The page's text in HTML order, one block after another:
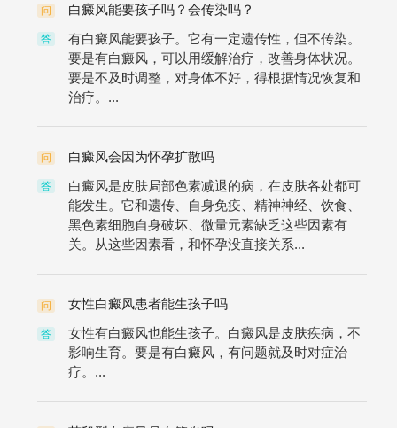
问 白癜风能要孩子吗？会传染吗？
答
有白癜风能要孩子。它有一定遗传性，但不传染。
要是有白癜风，可以用缓解治疗，改善身体状况。
要是不及时调整，对身体不好，得根据情况恢复和
治疗。...
问 白癜风会因为怀孕扩散吗
答
白癜风是皮肤局部色素减退的病，在皮肤各处都可
能发生。它和遗传、自身免疫、精神神经、饮食、
黑色素细胞自身破坏、微量元素缺乏这些因素有
关。从这些因素看，和怀孕没直接关系...
问 女性白癜风患者能生孩子吗
答
女性有白癜风也能生孩子。白癜风是皮肤疾病，不
影响生育。要是有白癜风，有问题就及时对症治
疗。...